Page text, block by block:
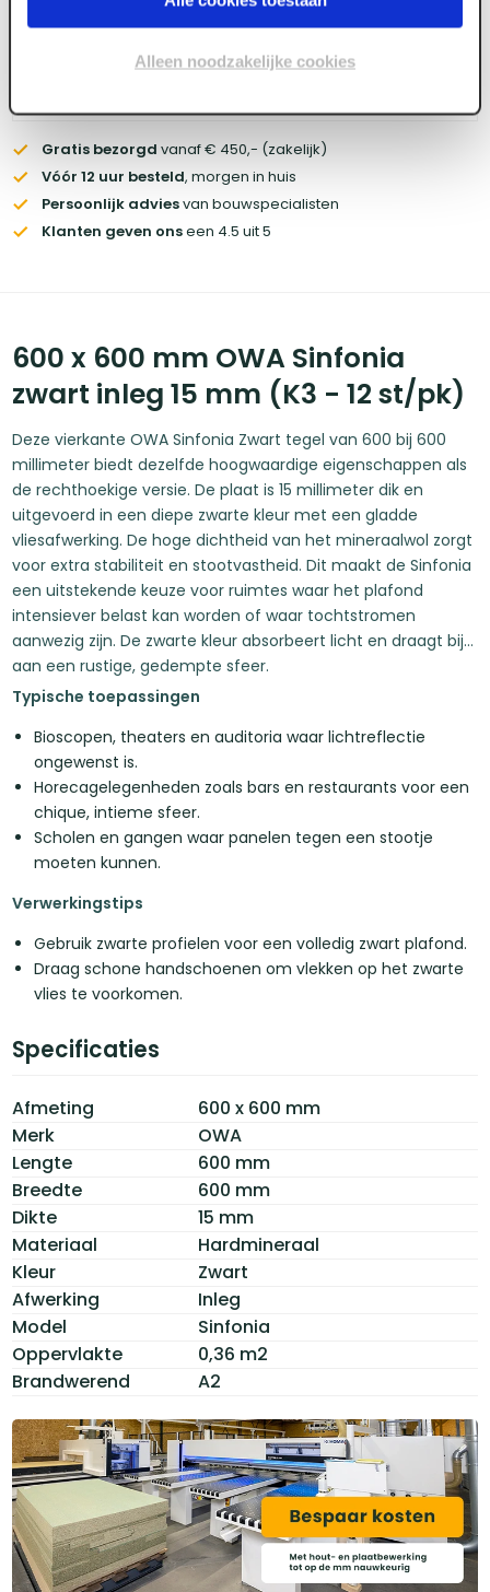
Alleen noodzakelijke cookies
account
Gratis bezorgd vanaf € 450,- (zakelijk)
Vóór 12 uur besteld, morgen in huis
Persoonlijk adviesvan bouwspecialisten
Klanten geven onseen 4.5 uit 5
600 x 600 mm OWA Sinfonia
zwart inleg 15 mm (K3 - 12 st/pk)
Deze vierkante OWA Sinfonia Zwart tegel van 600 bij 600
millimeter biedt dezelfde hoogwaardige eigenschappen als
de rechthoekige versie. De plaat is 15 millimeter dik en
uitgevoerd in een diepe zwarte kleur met een gladde
vliesafwerking. De hoge dichtheid van het mineraalwol zorgt
voor extra stabiliteit en stootvastheid. Dit maakt de Sinfonia
een uitstekende keuze voor ruimtes waar het plafond
intensiever belast kan worden of waar tochtstromen
aanwezig zijn. De zwarte kleur absorbeert licht en draagt bij
aan een rustige, gedempte sfeer.
Typische toepassingen
Bioscopen, theaters en auditoria waar lichtreflectie
ongewenst is.
Horecagelegenheden zoals bars en restaurants voor een
chique, intieme sfeer.
Scholen en gangen waar panelen tegen een stootje
moeten kunnen.
Verwerkingstips
Gebruik zwarte profielen voor een volledig zwart plafond.
Draag schone handschoenen om vlekken op het zwarte
vlies te voorkomen.
Specificaties
Afmeting
600 x 600 mm
Merk
OWA
Lengte
600 mm
Breedte
600 mm
Dikte
15 mm
Materiaal
Hardmineraal
Kleur
Zwart
Afwerking
Inleg
Model
Sinfonia
Oppervlakte
0,36 m2
Brandwerend
A2